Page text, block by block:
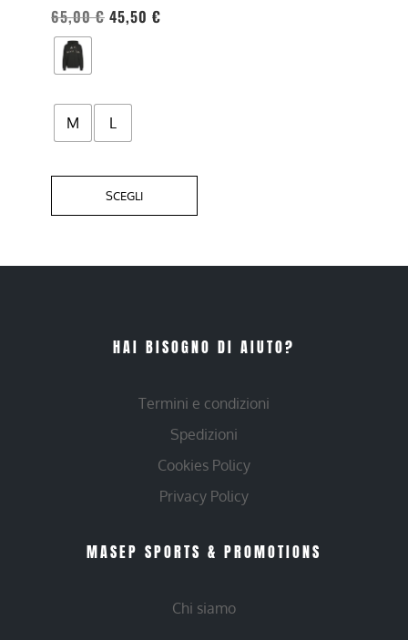
65,00€ 45,50 €
M L
SCEGLI
essere
scelte
nella
del
prodotto
HAI BISOGNO DI AIUTO?
Termini e condizioni
Spedizioni
Cookies Policy
Privacy Policy
MASEP SPORTS & PROMOTIONS
Chi siamo